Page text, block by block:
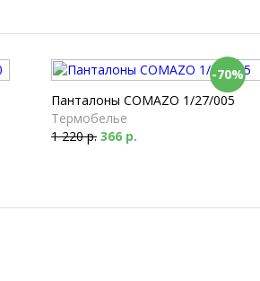
-70%
Панталоны COMAZO 1/27/005
Термобелье
1 220 р. 366 р.